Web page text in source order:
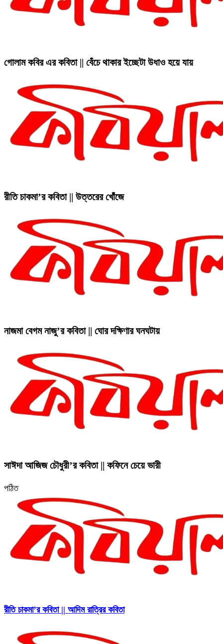
গোলাম কবির এর কবিতা || বেঁচে থাকার ইচ্ছেটা উধাও হয়ে যায়
রীতি চাকমা’র কবিতা || উত্তরের খোঁজে
নাজমা বেগম নাজু’র কবিতা || ঘোর দক্ষিণার ঘনঘটায়
সাঈদা আজিজ চৌধুরী’র কবিতা || কফিনে চেয়ে ভারী
পঠিত
রীতি চাকমা’র কবিতা || আদিম রাত্রির কবিতা